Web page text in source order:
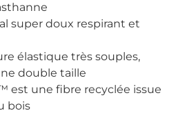
super doux respirant et
élastique très souples,
double taille
est une fibre recyclée issue
bois